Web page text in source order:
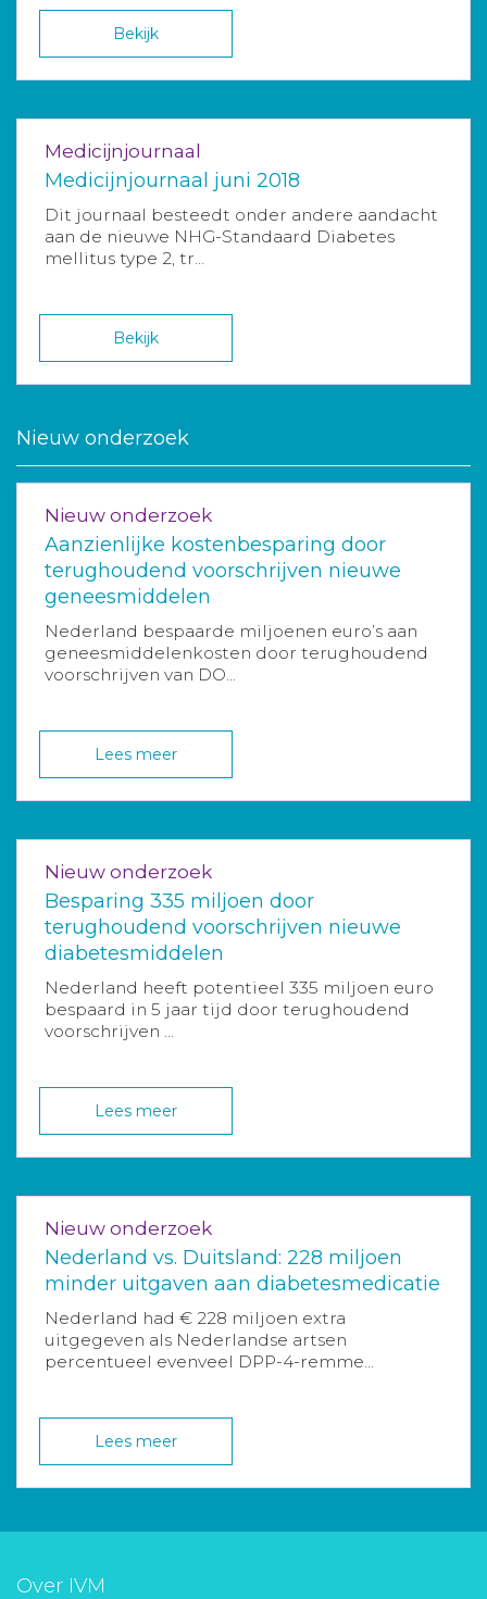
Bekijk
Medicijnjournaal
Medicijnjournaal juni 2018
Dit journaal besteedt onder andere aandacht
aan de nieuwe NHG-Standaard Diabetes
mellitus type 2, tr...
Bekijk
Nieuw onderzoek
Nieuw onderzoek
Aanzienlijke kostenbesparing door
terughoudend voorschrijven nieuwe
geneesmiddelen
Nederland bespaarde miljoenen euro’s aan
geneesmiddelenkosten door terughoudend
voorschrijven van DO...
Lees meer
Nieuw onderzoek
Besparing 335 miljoen door
terughoudend voorschrijven nieuwe
diabetesmiddelen
Nederland heeft potentieel 335 miljoen euro
bespaard in 5 jaar tijd door terughoudend
voorschrijven ...
Lees meer
Nieuw onderzoek
Nederland vs. Duitsland: 228 miljoen
minder uitgaven aan diabetesmedicatie
Nederland had € 228 miljoen extra
uitgegeven als Nederlandse artsen
percentueel evenveel DPP-4-remme...
Lees meer
Over IVM